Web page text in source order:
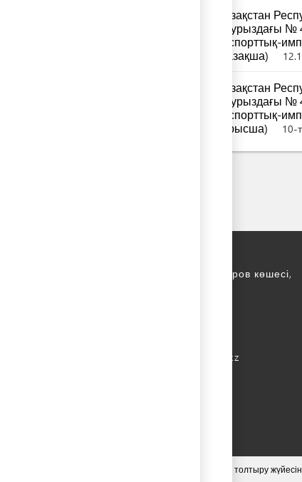
Қазақстан
наурыздағы №
экспорттық-
(қазақша)
Қазақстан
наурыздағы №
экспорттық-
(орысша)
10-
Астана қ., С. Асфендияров көшесі,
kense@qaztrade.org.kz
Өнімнің авторлық құқығы eRegulations тиесілі ©, мазмұнын толтыру